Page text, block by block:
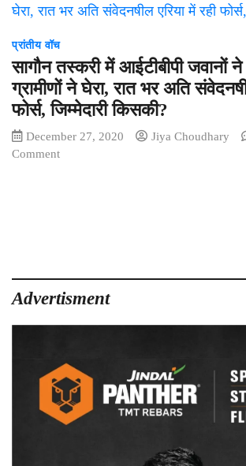
प्रांतीय वॉच
सागौन तस्करी में आईटीबीपी जवानों ने
ग्रामीणों ने घेरा, रात भर अति
फोर्स, जिम्मेदारी किसकी?
December 27, 2020 Jiya Choudhary
Commenton
संरक्षण,
ग्रामीणों
ने
रात
भर
अति
संवेदनषील
एरिया
Advertisment